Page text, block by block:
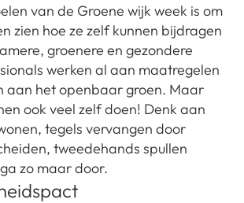
van de Groene wijk week is om
zien hoe ze zelf kunnen bijdragen
groenere en gezondere
werken al aan maatregelen
aan het openbaar groen. Maar
ook veel zelf doen! Denk aan
tegels vervangen door
tweedehands spullen
zo maar door.